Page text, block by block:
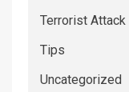
Terrorist Attack
Tips
Uncategorized